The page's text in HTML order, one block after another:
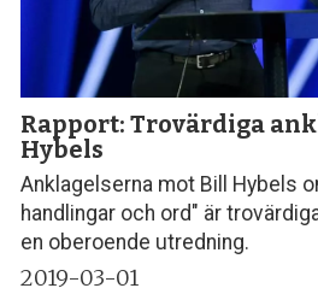
Rapport: Trovärdiga
Hybels
Anklagelserna mot Bill Hybels
handlingar och ord" är
en oberoende utredning.
2019-03-01